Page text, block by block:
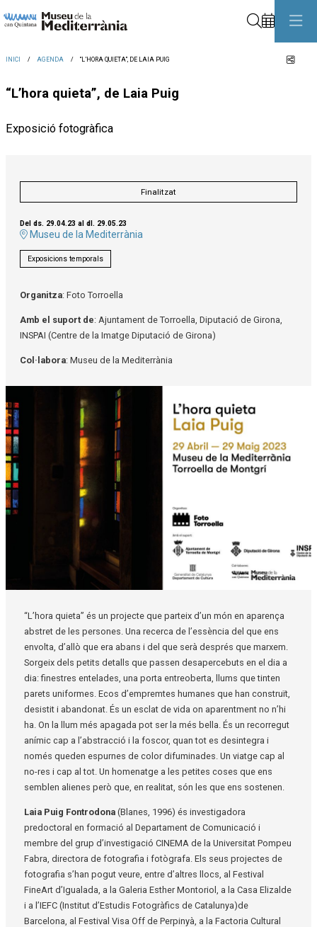
INICI AGENDA “L’HORA QUIETA”, DE LAIA PUIG
“L’hora quieta”, de Laia Puig
Exposició fotogràfica
Finalitzat
Del ds. 29.04.23 al dl. 29.05.23
Museu de la Mediterrània
Exposicions temporals
Organitza: Foto Torroella
Amb el suport de: Ajuntament de Torroella, Diputació de Girona,
INSPAI (Centre de la Imatge Diputació de Girona)
Col·labora: Museu de la Mediterrània
“L’hora quieta” és un projecte que parteix d’un món en aparença
abstret de les persones. Una recerca de l’essència del que ens
envolta, d’allò que era abans i del que serà després que marxem.
Sorgeix dels petits detalls que passen desapercebuts en el dia a
dia: finestres entelades, una porta entreoberta, llums que tinten
parets uniformes. Ecos d’empremtes humanes que han construït,
desistit i abandonat. És un esclat de vida on aparentment no n’hi
ha. On la llum més apagada pot ser la més bella. És un recorregut
anímic cap a l’abstracció i la foscor, quan tot es desintegra i
només queden espurnes de color difuminades. Un viatge cap al
no-res i cap al tot. Un homenatge a les petites coses que ens
semblen alienes però que, en realitat, són les que ens sostenen.
Laia Puig Fontrodona(Blanes, 1996) és investigadora
predoctoral en formació al Departament de Comunicació i
membre del grup d’investigació CINEMA de la Universitat Pompeu
Fabra, directora de fotografia i fotògrafa. Els seus projectes de
fotografia s’han pogut veure, entre d’altres llocs, al Festival
FineArt d’Igualada, a la Galeria Esther Montoriol, a la Casa Elizalde
i a l’IEFC (Institut d’Estudis Fotogràfics de Catalunya)de
Barcelona, al Festival Visa Off de Perpinyà, a la Factoria Cultural